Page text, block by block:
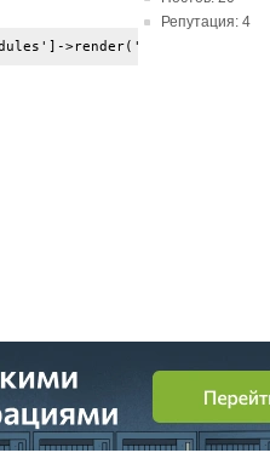
>render('bottom-a');
Репутация: 4